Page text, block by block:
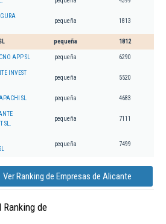
pequeña 1813
pequeña 1812
APP SL pequeña 6290
INVEST
pequeña 5520
SL pequeña 4683
SL.
pequeña 7111
pequeña 7499
Ver Ranking de Empresas de Alicante
Ranking de